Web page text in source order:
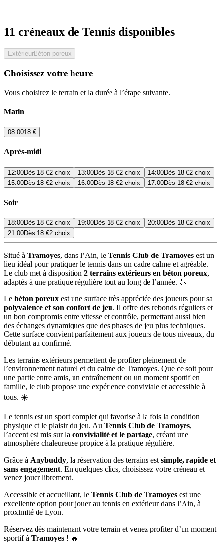
11 créneaux de Tennis disponibles
ExtérieurBéton poreux
Choisissez votre heure
Vous choisirez le terrain et la durée à l’étape suivante.
Matin
08:0018 €
Après-midi
12:00Dès 18 €2 choix 13:00Dès 18 €2 choix 14:00Dès 18 €2 choix
15:00Dès 18 €2 choix 16:00Dès 18 €2 choix 17:00Dès 18 €2 choix
Soir
18:00Dès 18 €2 choix 19:00Dès 18 €2 choix 20:00Dès 18 €2 choix
21:00Dès 18 €2 choix
Situé à Tramoyes, dans l’Ain, le Tennis Club de Tramoyes est un
lieu idéal pour pratiquer le tennis dans un cadre calme et agréable.
Le club met à disposition 2 terrains extérieurs en béton poreux,
adaptés à une pratique régulière tout au long de l’année. 🎾
Le béton poreux est une surface très appréciée des joueurs pour sa
polyvalence et son confort de jeu. Il offre des rebonds réguliers et
un bon compromis entre vitesse et contrôle, permettant aussi bien
des échanges dynamiques que des phases de jeu plus techniques.
Cette surface convient parfaitement aux joueurs de tous niveaux, du
débutant au confirmé.
Les terrains extérieurs permettent de profiter pleinement de
l’environnement naturel et du calme de Tramoyes. Que ce soit pour
une partie entre amis, un entraînement ou un moment sportif en
famille, le club propose une expérience conviviale et accessible à
tous. ☀️
Le tennis est un sport complet qui favorise à la fois la condition
physique et le plaisir du jeu. Au Tennis Club de Tramoyes,
l’accent est mis sur la convivialité et le partage, créant une
atmosphère chaleureuse propice à la pratique régulière.
Grâce à Anybuddy, la réservation des terrains est simple, rapide et
sans engagement. En quelques clics, choisissez votre créneau et
venez jouer librement.
Accessible et accueillant, le Tennis Club de Tramoyes est une
excellente option pour jouer au tennis en extérieur dans l’Ain, à
proximité de Lyon.
Réservez dès maintenant votre terrain et venez profiter d’un moment
sportif à Tramoyes ! 🔥